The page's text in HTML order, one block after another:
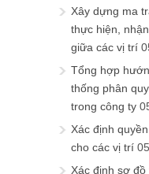
Xây dựng ma
thực hiện,
giữa các vị trí
Tổng hợp
thống phân
trong công ty
Xác định
cho các vị trí
Xác định sơ